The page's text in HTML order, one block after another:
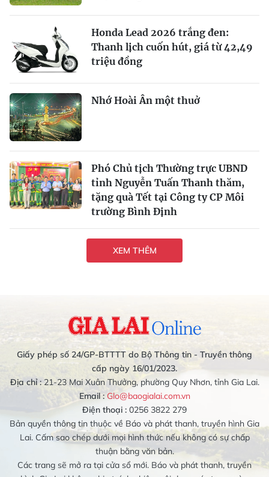
Honda Lead 2026 trắng đen:
Thanh lịch cuốn hút, giá từ 42,49
triệu đồng
Nhớ Hoài Ân một thuở
Phó Chủ tịch Thường trực UBND
tỉnh Nguyễn Tuấn Thanh thăm,
tặng quà Tết tại Công ty CP Môi
trường Bình Định
XEM THÊM
Giấy phép số 24/GP-BTTTT do Bộ Thông tin - Truyền thông
cấp ngày 16/01/2023.
Địa chỉ :21-23 Mai Xuân Thưởng, phường Quy Nhơn, tỉnh Gia Lai.
Email : Glo@baogialai.com.vn
Điện thoại : 0256 3822 279
Bản quyền thông tin thuộc về Báo và phát thanh, truyền hình Gia
Lai. Cấm sao chép dưới mọi hình thức nếu không có sự chấp
thuận bằng văn bản.
Các trang sẽ mở ra tại cửa sổ mới. Báo và phát thanh, truyền